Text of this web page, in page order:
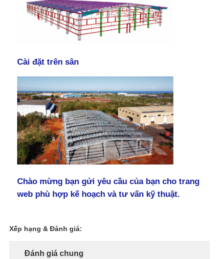
Cài đặt trên sân
Chào mừng bạn gửi yêu cầu của bạn cho trang
web phù hợp kế hoạch và tư vấn kỹ thuật.
Xếp hạng & Đánh giá:
Đánh giá chung